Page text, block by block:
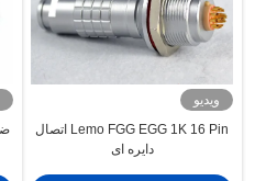
ویدیو
Lemo FGG EGG 1K 16 Pin اتصال
دایره ای